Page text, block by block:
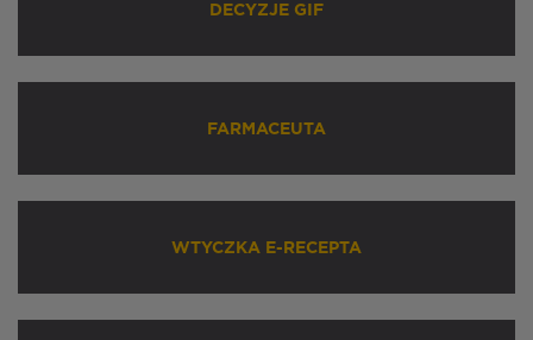
DECYZJE GIF
FARMACEUTA
WTYCZKA E-RECEPTA